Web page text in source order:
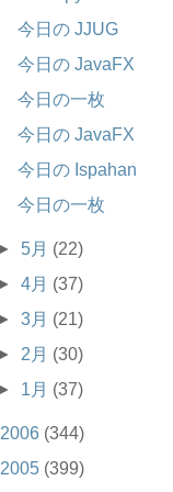
今日の JJUG
今日の JavaFX
今日の一枚
今日の JavaFX
今日の Ispahan
今日の一枚
5月 (22)
4月 (37)
3月 (21)
2月 (30)
1月 (37)
2006 (344)
2005 (399)